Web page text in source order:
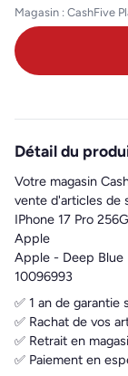
Magasin : CashFive
Détail du
Votre magasin
vente d'articles de
IPhone 17 Pro
Apple
Apple - Deep Blue
10096993
✅ 1 an de garantie
✅ Rachat de vos
✅ Retrait en
✅ Paiement en